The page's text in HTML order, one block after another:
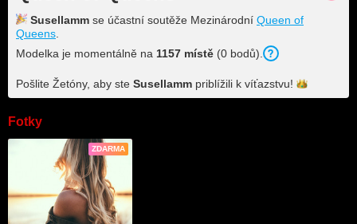
Susellamm se účastní soutěže Mezinárodní Queen of
Queens
Modelka je momentálně na 1157 místě (0 bodů).
Pošlite Žetóny, aby ste Susellamm priblížili k víťazstvu!
Fotky
ZDARMA